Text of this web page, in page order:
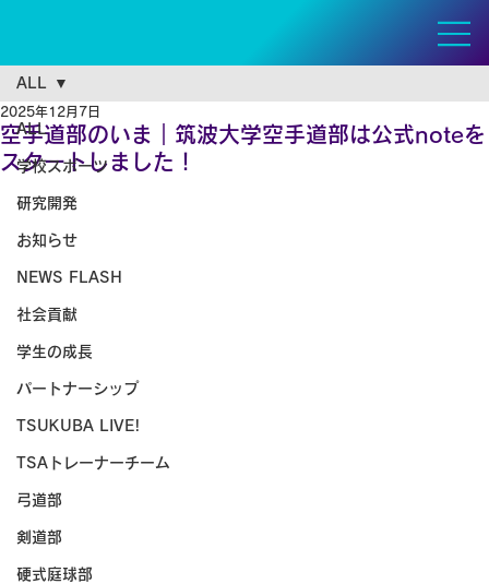
ALL
学校スポーツ
研究開発
お知らせ
NEWS FLASH
社会貢献
学生の成長
パートナーシップ
TSUKUBA LIVE!
TSAトレーナーチーム
弓道部
剣道部
硬式庭球部
ALL
空手道部のいま｜筑波大学空手道部は公式noteを
スタートしました！
2025年12月7日